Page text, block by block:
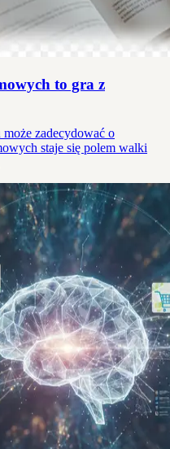
to gra z
zadecydować o
staje się polem walki